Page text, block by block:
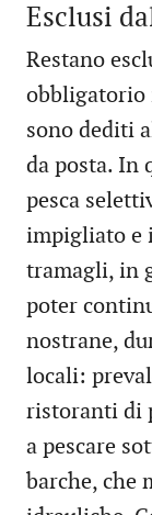
Esclusi
Restano
obbligatorio
sono dediti
da posta. In
pesca
impigliato e
tramagli, in
poter
nostrane,
locali:
ristoranti di
a pescare
barche, che